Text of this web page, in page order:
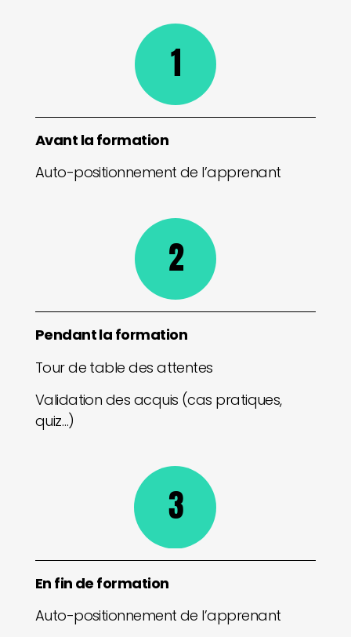
1
Avant la formation
Auto-positionnement de l’apprenant
2
Pendant la formation
Tour de table des attentes
Validation des acquis (cas pratiques,
quiz…)
3
En fin de formation
Auto-positionnement de l’apprenant